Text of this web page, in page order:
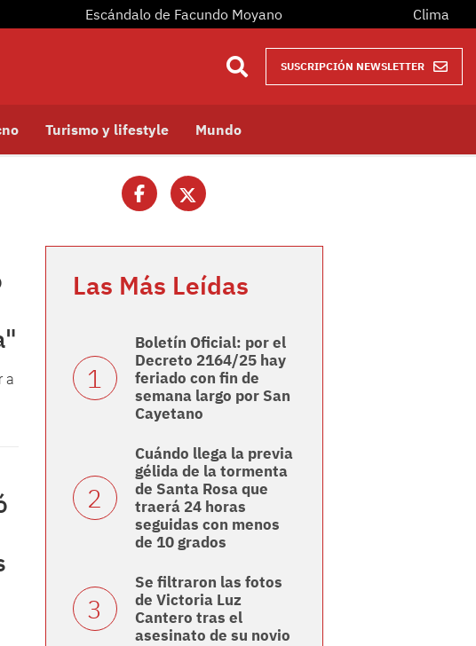
Escándalo de Facundo Moyano Clima
SUSCRIPCIÓN NEWSLETTER
Turismo y lifestyle Mundo
a
Las Más Leídas
Boletín Oficial: por el
Decreto 2164/25 hay
feriado con fin de
semana largo por San
Cayetano
Cuándo llega la previa
gélida de la tormenta
de Santa Rosa que
traerá 24 horas
seguidas con menos
de 10 grados
Se filtraron las fotos
de Victoria Luz
Cantero tras el
asesinato de su novio